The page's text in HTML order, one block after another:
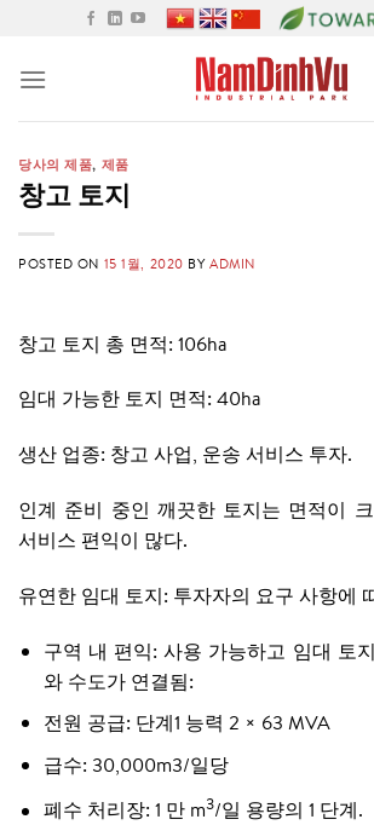
content
당사의 제품, 제품
창고 토지
POSTED ON 15 1월, 2020 BYADMIN
창고 토지 총 면적: 106ha
임대 가능한 토지 면적: 40ha
생산 업종: 창고 사업, 운송 서비스 투자.
인계 준비 중인 깨끗한 토지는 면적이
서비스 편익이 많다.
유연한 임대 토지: 투자자의 요구 사항에
구역 내 편익: 사용 가능하고 임대 토
와 수도가 연결됨:
전원 공급: 단계1 능력 2 × 63 MVA
급수: 30,000m3/일당
폐수 처리장: 1 만 m3/일 용량의 1 단계.